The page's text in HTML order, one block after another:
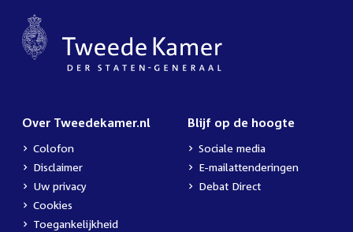
Over Tweedekamer.nl
Colofon
Disclaimer
Uw privacy
Cookies
Toegankelijkheid
Blijf op de hoogte
Sociale media
E-mailattenderingen
Debat Direct